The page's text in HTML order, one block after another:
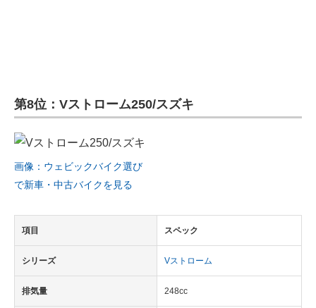
第8位：Vストローム250/スズキ
画像：ウェビックバイク選び
で新車・中古バイクを見る
項目 スペック
シリーズ Vストローム
排気量 248cc